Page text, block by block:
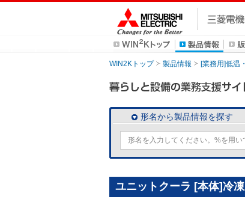
WIN2Kトップ 製品情報 [業務用]低温
形名から製品情報を探す
ユニットクーラ [本体]冷